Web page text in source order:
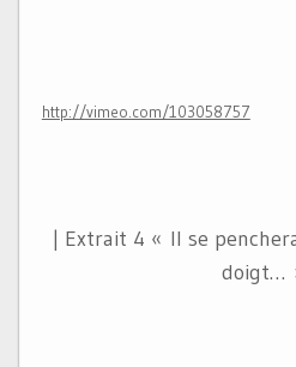
http://vimeo.com/103058757
| Extrait 4 « Il se
doigt…